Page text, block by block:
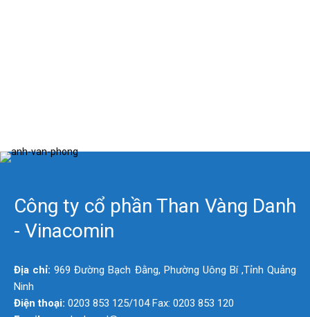
Công ty cổ phần Than Vàng Danh
- Vinacomin
Địa chỉ: 969 Đường Bạch Đằng, Phường Uông Bí ,Tỉnh Quảng
Ninh
Điện thoại: 0203 853 125/104 Fax: 0203 853 120